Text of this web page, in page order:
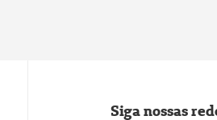
Siga nossas